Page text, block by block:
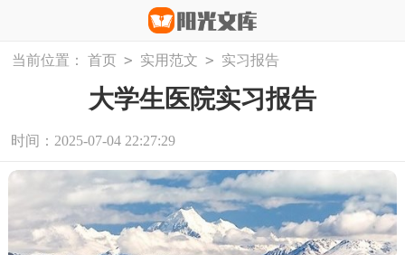
当前位置： 首页 > 实用范文 > 实习报告
大学生医院实习报告
时间：2025-07-04 22:27:29